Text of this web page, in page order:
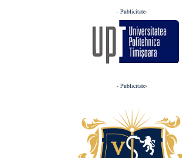
- Publicitate-
- Publicitate-